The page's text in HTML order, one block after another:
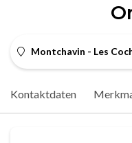
Montchavin - Les
Kontaktdaten